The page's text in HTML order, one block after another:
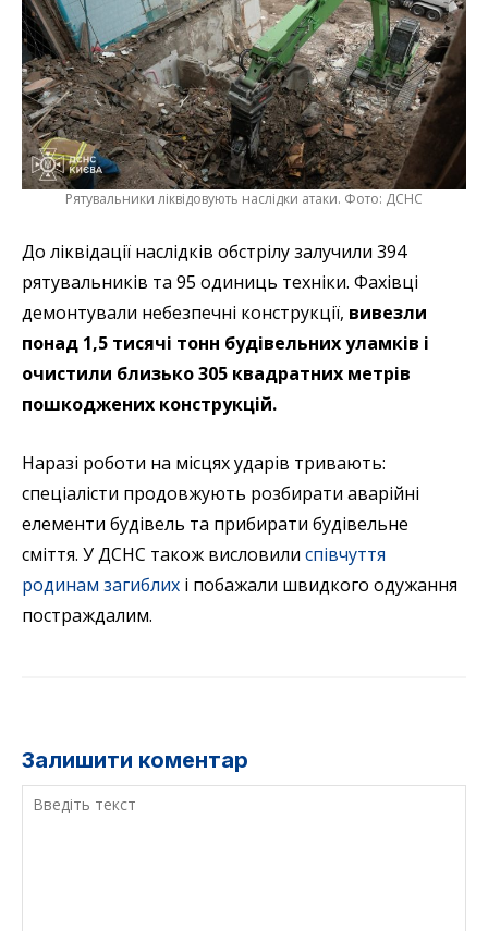
Рятувальники ліквідовують наслідки атаки. Фото: ДСНС
До ліквідації наслідків обстрілу залучили 394
рятувальників та 95 одиниць техніки. Фахівці
демонтували небезпечні конструкції, вивезли
понад 1,5 тисячі тонн будівельних уламків і
очистили близько 305 квадратних метрів
пошкоджених конструкцій.
Наразі роботи на місцях ударів тривають:
спеціалісти продовжують розбирати аварійні
елементи будівель та прибирати будівельне
сміття. У ДСНС також висловили співчуття
родинам загиблих і побажали швидкого одужання
постраждалим.
Залишити коментар